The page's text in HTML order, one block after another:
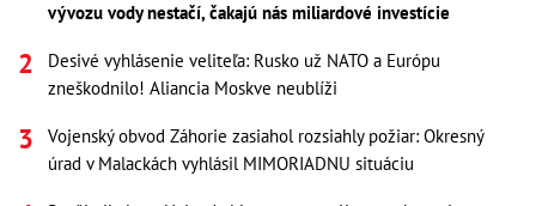
vývozu vody nestačí, čakajú nás miliardové investície
Desivé vyhlásenie veliteľa: Rusko už NATO a Európu
zneškodnilo! Aliancia Moskve neublíži
Vojenský obvod Záhorie zasiahol rozsiahly požiar: Okresný
úrad v Malackách vyhlásil MIMORIADNU situáciu